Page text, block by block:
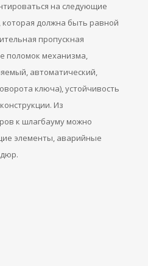
на следующие
должна быть равной
пропускная
поломок механизма,
автоматический,
ключа), устойчивость
Из
к шлагбауму можно
элементы, аварийные